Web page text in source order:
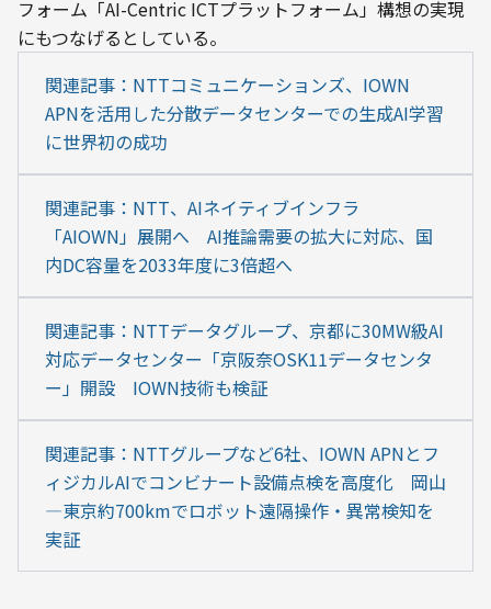
フォーム「AI-Centric ICTプラットフォーム」構想の実現
にもつなげるとしている。
関連記事：NTTコミュニケーションズ、IOWN
APNを活用した分散データセンターでの生成AI学習
に世界初の成功
関連記事：NTT、AIネイティブインフラ
「AIOWN」展開へ　AI推論需要の拡大に対応、国
内DC容量を2033年度に3倍超へ
関連記事：NTTデータグループ、京都に30MW級AI
対応データセンター「京阪奈OSK11データセンタ
ー」開設　IOWN技術も検証
関連記事：NTTグループなど6社、IOWN APNとフ
ィジカルAIでコンビナート設備点検を高度化　岡山
―東京約700kmでロボット遠隔操作・異常検知を
実証